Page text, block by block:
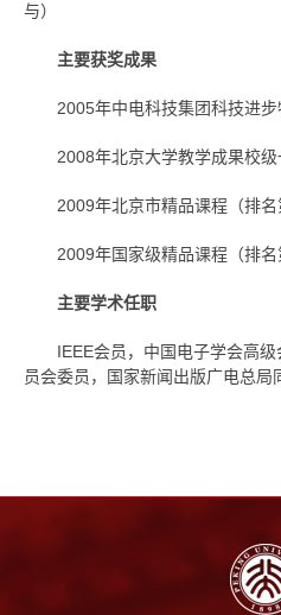
与）
主要获奖成果
2005年中电科技集团科技进步
2008年北京大学教学成果校级
2009年北京市精品课程（排名
2009年国家级精品课程（排名
主要学术任职
IEEE会员，中国电子学会高
员会委员，国家新闻出版广电总